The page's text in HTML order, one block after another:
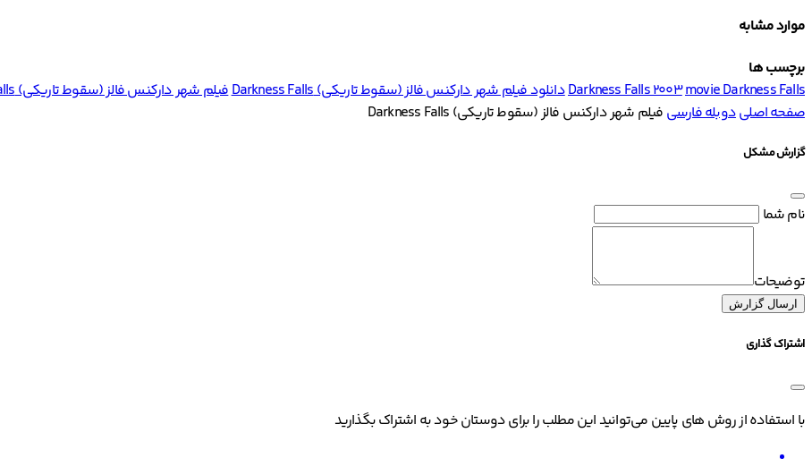
موارد مشابه
برچسب ها
Darkness Falls 2003movie Darkness Falls دانلود فیلم شهر دارکنس فالز (سقوط تاریکی) Darkness Falls
فیلم شهر دارکنس فالز (سقوط تاریکی) Darkness Falls
صفحه اصلیدوبله فارسی فیلم شهر دارکنس فالز (سقوط تاریکی) Darkness Falls
گزارش مشکل
نام شما
توضیحات
ارسال گزارش
اشتراک گذاری
با استفاده از روش های پایین می‌توانید این مطلب را برای دوستان خود به اشتراک بگذارید